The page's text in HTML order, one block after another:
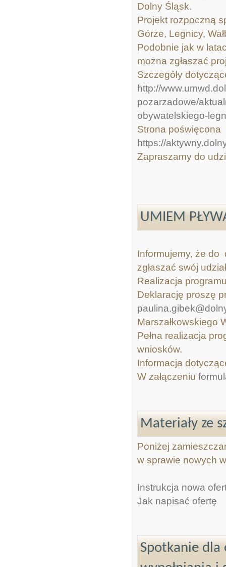
Dolny Śląsk.
Projekt rozpoczną
Górze, Legnicy,
Podobnie jak w
można zgłaszać
Szczegóły
http://
pozarzadowe/
obywatelskiego-
Strona poświęcona
https://
Zapraszamy do
UMIEM
Informujemy, że do
zgłaszać swój
Realizacja
Deklarację proszę
Marszałkowskiego
Pełna realizacja
wniosków.
Informacja
W załączeniu
Materiały ze
Poniżej
w sprawie nowych
Instrukcja nowa
Jak napisać ofertę
Spotkanie dla